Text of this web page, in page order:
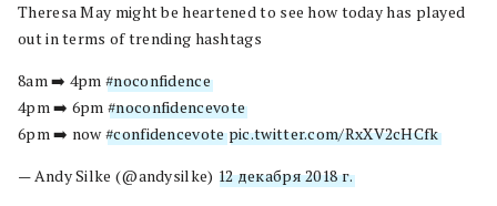
Theresa May might be heartened to see how today has played
out in terms of trending hashtags
8am ➡️ 4pm #noconfidence
4pm ➡️ 6pm #noconfidencevote
6pm ➡️ now#confidencevote pic.twitter.com/RxXV2cHCfk
— Andy Silke (@andysilke) 12 декабря 2018 г.